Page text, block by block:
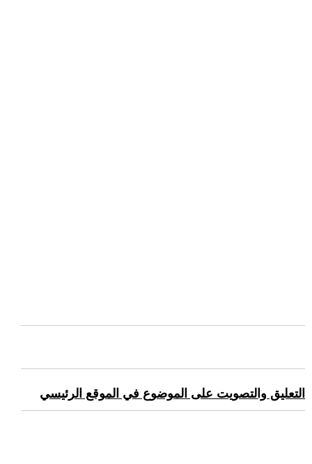
التعليق والتصويت على الموضوع في الموقع الرئيسي